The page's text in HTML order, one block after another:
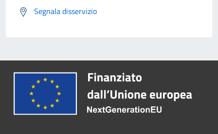
Segnala disservizio